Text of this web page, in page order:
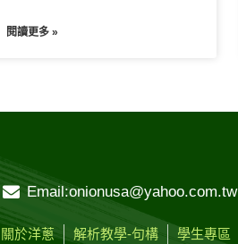
閱讀更多 »
Email:onionusa@yahoo.com.tw
關於洋蔥 解析教學-句構 學生專區